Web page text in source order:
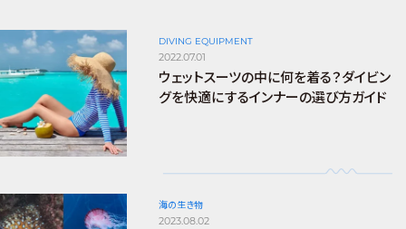
DIVING EQUIPMENT
2022.07.01
ウェットスーツの中に何を着る？ダイビン
グを快適にするインナーの選び方ガイド
海の生き物
2023.08.02